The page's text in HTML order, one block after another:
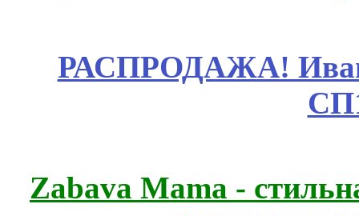
РАСПРОДАЖА!
Zabava Mama -